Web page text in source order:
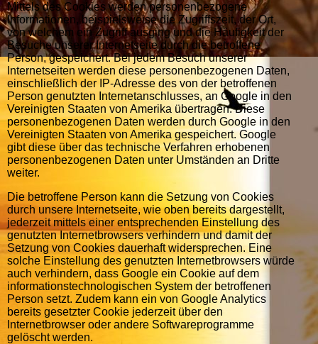
Mittels des Cookies werden personenbezogene
Informationen, beispielsweise die Zugriffszeit, der Ort,
von welchem ein Zugriff ausging und die Häufigkeit der
Besuche unserer Internetseite durch die betroffene
Person, gespeichert. Bei jedem Besuch unserer
Internetseiten werden diese personenbezogenen Daten,
einschließlich der IP-Adresse des von der betroffenen
Person genutzten Internetanschlusses, an Google in den
Vereinigten Staaten von Amerika übertragen. Diese
personenbezogenen Daten werden durch Google in den
Vereinigten Staaten von Amerika gespeichert. Google
gibt diese über das technische Verfahren erhobenen
personenbezogenen Daten unter Umständen an Dritte
weiter.
Die betroffene Person kann die Setzung von Cookies
durch unsere Internetseite, wie oben bereits dargestellt,
jederzeit mittels einer entsprechenden Einstellung des
genutzten Internetbrowsers verhindern und damit der
Setzung von Cookies dauerhaft widersprechen. Eine
solche Einstellung des genutzten Internetbrowsers würde
auch verhindern, dass Google ein Cookie auf dem
informationstechnologischen System der betroffenen
Person setzt. Zudem kann ein von Google Analytics
bereits gesetzter Cookie jederzeit über den
Internetbrowser oder andere Softwareprogramme
gelöscht werden.